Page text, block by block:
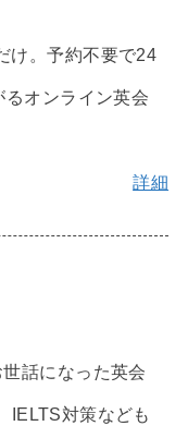
け。予約不要で24
オンライン英会
詳細
話になった英会
IELTS対策なども